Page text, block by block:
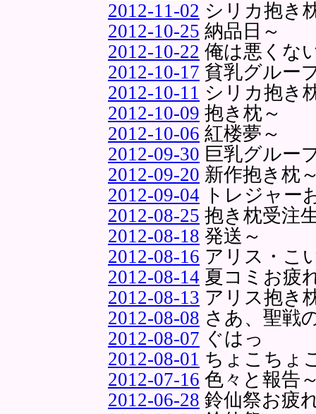
2012-11-02 シリカ抱き
2012-10-25 納品日～
2012-10-22 俺は悪くな
2012-10-17 貧乳グルー
2012-10-11 シリカ抱き
2012-10-09 抱き枕～
2012-10-06 紅楼夢～
2012-09-30 巨乳グルー
2012-09-20 新作抱き枕
2012-09-04 トレジャー
2012-08-25 抱き枕受注
2012-08-18 発送～
2012-08-16 アリス・こ
2012-08-14 夏コミお疲
2012-08-13 アリス抱き
2012-08-08 さあ、聖戦
2012-08-07 ぐはっ
2012-08-01 ちょこちょ
2012-07-16 色々と報告
2012-06-28 鈴仙祭お疲